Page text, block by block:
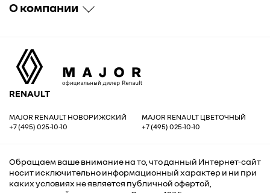
О компании
RENAULT
MAJOR RENAULT НОВОРИЖСКИЙ
+7 (495) 025-10-10
MAJOR RENAULT ЦВЕТОЧНЫЙ
+7 (495) 025-10-10
Обращаем ваше внимание на то, что данный Интернет-сайт
носит исключительно информационный характер и ни при
каких условиях не является публичной офертой,